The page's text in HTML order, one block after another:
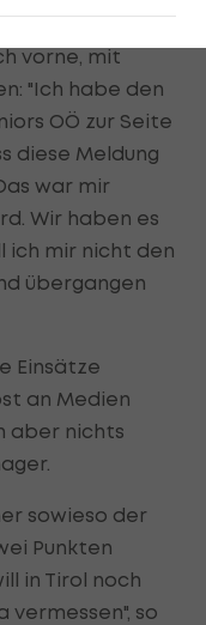
vorne, mit
"Ich habe den
OÖ zur Seite
diese Meldung
war mir
Wir haben es
ich mir nicht den
übergangen
Einsätze
an Medien
aber nichts
sowieso der
Punkten
in Tirol noch
vermessen", so